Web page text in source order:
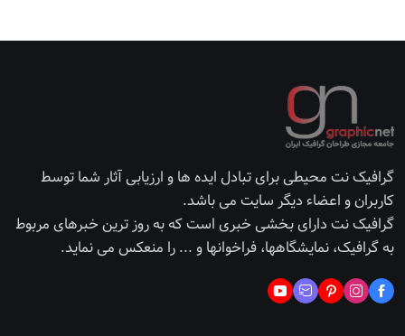
گرافیک نت محیطی برای تبادل ایده ها و ارزیابی آثار شما توسط
کاربران و اعضاء دیگر سایت می باشد.
گرافیک نت دارای بخشی خبری است که به روز ترین خبرهای مربوط
به گرافیک، نمایشگاهها، فراخوانها و ... را منعکس می نماید.